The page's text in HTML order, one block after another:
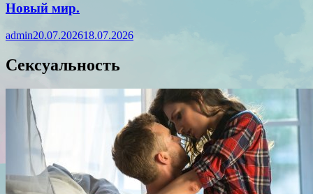
Новый мир.
admin20.07.202618.07.2026
Сексуальность